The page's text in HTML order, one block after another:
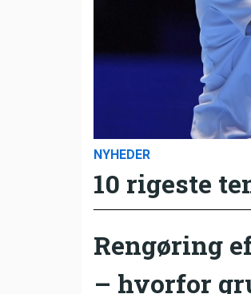
NYHEDER
10 rigeste
Rengøring
– hvorfor